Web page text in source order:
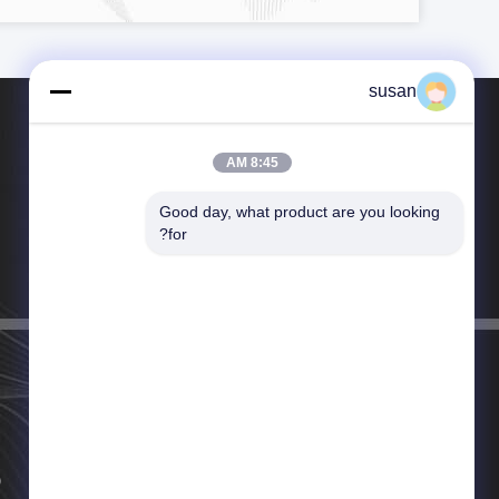
تلفن：86-021-57451885
susan
8:45 AM
Good day, what product are you looking
for?